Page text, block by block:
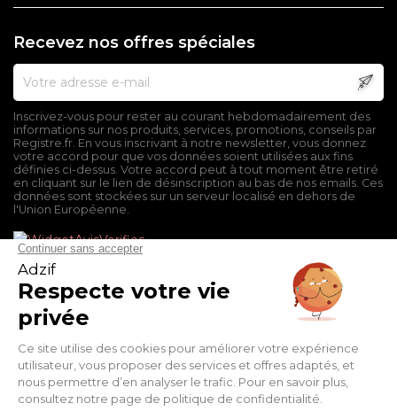
Recevez nos offres spéciales
Inscrivez-vous pour rester au courant hebdomadairement des
informations sur nos produits, services, promotions, conseils par
Registre.fr. En vous inscrivant à notre newsletter, vous donnez
votre accord pour que vos données soient utilisées aux fins
définies ci-dessus. Votre accord peut à tout moment être retiré
en cliquant sur le lien de désinscription au bas de nos emails. Ces
données sont stockées sur un serveur localisé en dehors de
l'Union Européenne.
Conditions générales de vente
Politique de confidentialité